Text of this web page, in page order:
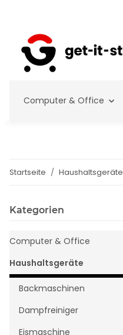
Computer & Office
Startseite Haushaltsgeräte
Kategorien
Computer & Office
Haushaltsgeräte
Backmaschinen
Dampfreiniger
Eismaschine